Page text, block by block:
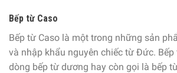
Bếp từ Caso
Bếp từ Caso là một trong những sản
và nhập khẩu nguyên chiếc từ Đức.
dòng bếp từ dương hay còn gọi là bếp